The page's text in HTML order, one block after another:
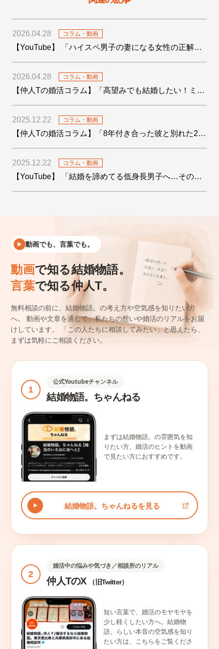
2026.04.28 コラム・動画
【YouTube】 「ハイスペ男子の妻になる女性の正解がわかりました！」を公開しました
2026.04.28 コラム・動画
【仲人Tの婚活コラム】「高望みでも結婚したい！ミドサー男子の婚活〜4つの婚活テクも添えて〜」を公開しました
2025.12.22 コラム・動画
【仲人Tの婚活コラム】「8年付き合った彼と別れた29歳女子の婚活」を公開しました
2025.12.22 コラム・動画
【YouTube】 「結婚を諦めてる低身長男子へ…その絶望をデータで希望に変えます！」を公開しました
動画でも、言葉でも。
動画で知る結婚物語。
言葉で知る仲人T。
無料相談の前に、結婚物語。の考え方や空気感を知りたい方
へ。
動画や文章を通して、私たちの想いや婚活のリアルをお届
けしています。
「この人たちに相談してみたい」と思えたら、
まずは気軽にご相談ください。
1
公式Youtubeチャンネル
結婚物語。ちゃんねる
まずは結婚物語。の雰囲気を知
りたい方、婚活のヒントを動画
で見たい方におすすめです。
結婚物語。ちゃんねるを見る
2
婚活中の悩みや気づき／相談所のリアル
仲人TのX （旧Twitter）
短い言葉で、婚活のモヤモヤを
少し軽くしたい方へ。結婚物
語。らしい本音の空気感を知り
たい方は、こちらをご覧くださ